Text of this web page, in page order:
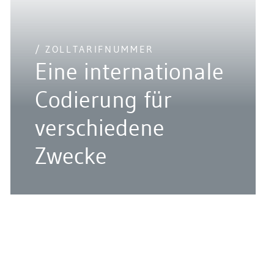
/ ZOLLTARIFNUMMER
Eine internationale
Codierung für
verschiedene
Zwecke